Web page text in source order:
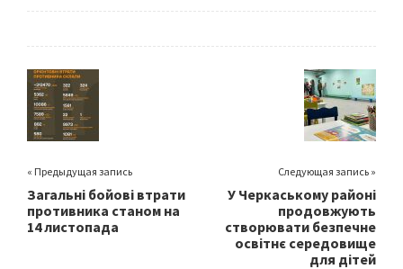
o
o
k
er
« Предыдущая запись
Загальні бойові втрати
противника станом на
14 листопада
Следующая запись »
У Черкаському районі
продовжують
створювати безпечне
освітнє середовище
для дітей